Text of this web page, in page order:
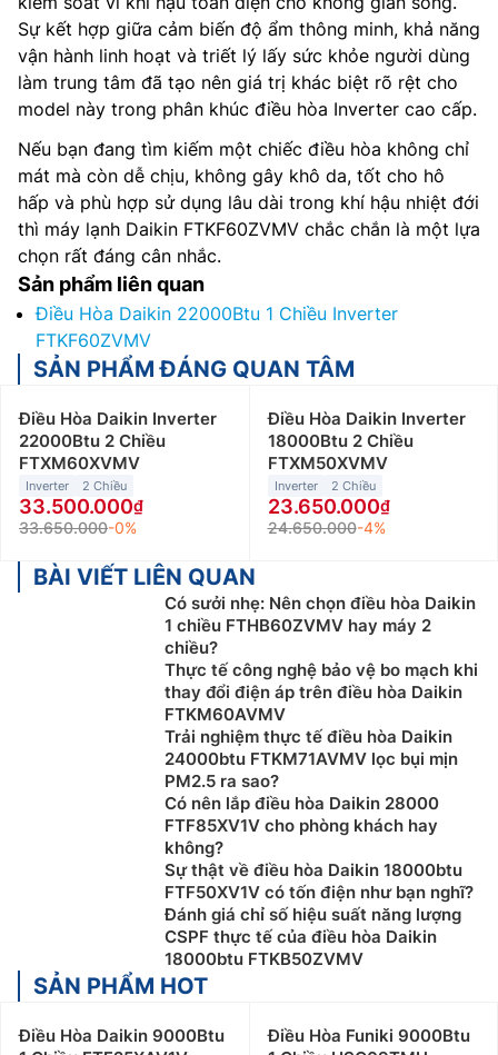
Sự kết hợp giữa cảm biến độ ẩm thông minh, khả năng
vận hành linh hoạt và triết lý lấy sức khỏe người dùng
làm trung tâm đã tạo nên giá trị khác biệt rõ rệt cho
model này trong phân khúc điều hòa Inverter cao cấp.
Nếu bạn đang tìm kiếm một chiếc điều hòa không chỉ
mát mà còn dễ chịu, không gây khô da, tốt cho hô
hấp và phù hợp sử dụng lâu dài trong khí hậu nhiệt đới
thì máy lạnh Daikin FTKF60ZVMV chắc chắn là một lựa
chọn rất đáng cân nhắc.
Sản phẩm liên quan
Điều Hòa Daikin 22000Btu 1 Chiều Inverter
FTKF60ZVMV
SẢN PHẨM ĐÁNG QUAN TÂM
Điều Hòa Daikin Inverter
22000Btu 2 Chiều
FTXM60XVMV
Inverter 2 Chiều
33.500.000
33.650.000-0%
Điều Hòa Daikin Inverter
18000Btu 2 Chiều
FTXM50XVMV
Inverter 2 Chiều
23.650.000
24.650.000-4%
BÀI VIẾT LIÊN QUAN
Có sưởi nhẹ: Nên chọn điều hòa Daikin
1 chiều FTHB60ZVMV hay máy 2
chiều?
Thực tế công nghệ bảo vệ bo mạch khi
thay đổi điện áp trên điều hòa Daikin
FTKM60AVMV
Trải nghiệm thực tế điều hòa Daikin
24000btu FTKM71AVMV lọc bụi mịn
PM2.5 ra sao?
Có nên lắp điều hòa Daikin 28000
FTF85XV1V cho phòng khách hay
không?
Sự thật về điều hòa Daikin 18000btu
FTF50XV1V có tốn điện như bạn nghĩ?
Đánh giá chỉ số hiệu suất năng lượng
CSPF thực tế của điều hòa Daikin
18000btu FTKB50ZVMV
SẢN PHẨM HOT
Điều Hòa Daikin 9000Btu
Điều Hòa Funiki 9000Btu